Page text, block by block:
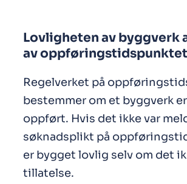
Lovligheten av byggverk
av oppføringstidspunktet
Regelverket på
bestemmer om et byggverk
oppført. Hvis det ikke var
søknadsplikt på
er bygget lovlig selv om det
tillatelse.